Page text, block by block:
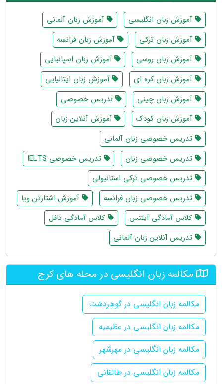
آموزش زبان انگلیسی
آموزش زبان آلمانی
آموزش زبان ترکی
آموزش زبان فرانسه
آموزش زبان روسی
آموزش زبان اسپانیایی
آموزش زبان کره ای
آموزش زبان ایتالیایی
آموزش زبان چینی
تدریس خصوصی
آموزش زبان کودک
آموزش آنلاین زبان
تدریس خصوصی زبان آلمانی
تدریس خصوصی زبان
تدریس خصوصی IELTS
تدریس خصوصی ترکی استانبولی
تدریس خصوصی زبان فرانسه
آموزش اشتارتن ویا
کلاس آمادگی آیلتس
کلاس آمادگی تافل
تدریس آنلاین زبان آلمانی
مکالمه زبان انگلیسی در محله های کرج
مکالمه زبان انگلیسی در گوهردشت
مکالمه زبان انگلیسی در عظیمیه
مکالمه زبان انگلیسی در مهرشهر
مکالمه زبان انگلیسی در طالقانی